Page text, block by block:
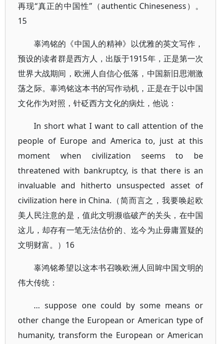
再现“真正的中国性”（authentic Chineseness）。
15
辜鸿铭的《中国人的精神》以优雅的英文写作，
预设的读者群是西方人，出版于1915年，正是第一次
世界大战期间，欧洲人自信心低落，中国新旧思潮激
荡之际。辜鸿铭这本书的写作动机，正是在于以中国
文化作为对照，针砭西方文化的病灶，他说：
In short what I want to call attention of the
people of Europe and America to, just at this
moment when civilization seems to be
threatened with bankruptcy, is that there is an
invaluable and hitherto unsuspected asset of
civilization here in China.（简而言之，我要唤起欧
美人民注意的是，值此文明濒临破产的关头，在中国
这儿，却存有一笔无法估价的、迄今为止毋庸置疑的
文明财富。）16
辜鸿铭希望以这本书召唤欧洲人回眸中国文明的
伟大传统：
… suppose one could by some means or
other change the European or American type of
humanity, transform the European or American